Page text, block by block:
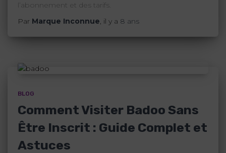
l’abonnement et des tarifs.
Par Marque Inconnue, il y a 8 ans
BLOG
Comment Visiter Badoo Sans
Être Inscrit : Guide Complet et
Astuces